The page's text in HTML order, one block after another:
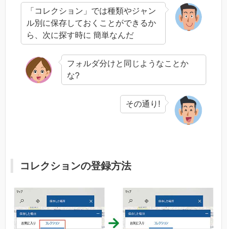
「コレクション」では種類やジャン
ル別に保存しておくことができるか
ら、次に探す時に 簡単なんだ
フォルダ分けと同じようなことか
な?
その通り!
コレクションの登録方法